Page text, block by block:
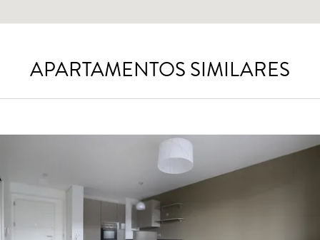
APARTAMENTOS SIMILARES